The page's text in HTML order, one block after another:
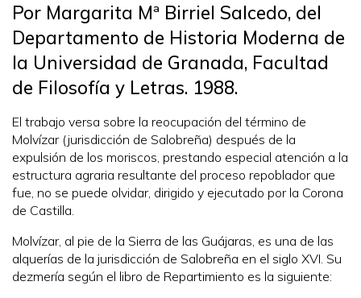
Por Margarita Mª Birriel Salcedo, del
Departamento de Historia Moderna de
la Universidad de Granada, Facultad
de Filosofía y Letras. 1988.
El trabajo versa sobre la reocupación del término de
Molvízar (jurisdicción de Salobreña) después de la
expulsión de los moriscos, prestando especial atención a la
estructura agraria resultante del proceso repoblador que
fue, no se puede olvidar, dirigido y ejecutado por la Corona
de Castilla.
Molvízar, al pie de la Sierra de las Guájaras, es una de las
alquerías de la jurisdicción de Salobreña en el siglo XVI. Su
dezmería según el libro de Repartimiento es la siguiente: